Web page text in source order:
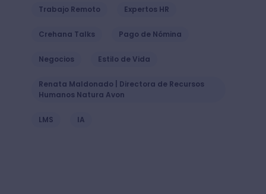
Trabajo Remoto Expertos HR
Crehana Talks Pago de Nómina
Negocios Estilo de Vida
Renata Maldonado | Directora de Recursos
Humanos Natura Avon
LMS IA